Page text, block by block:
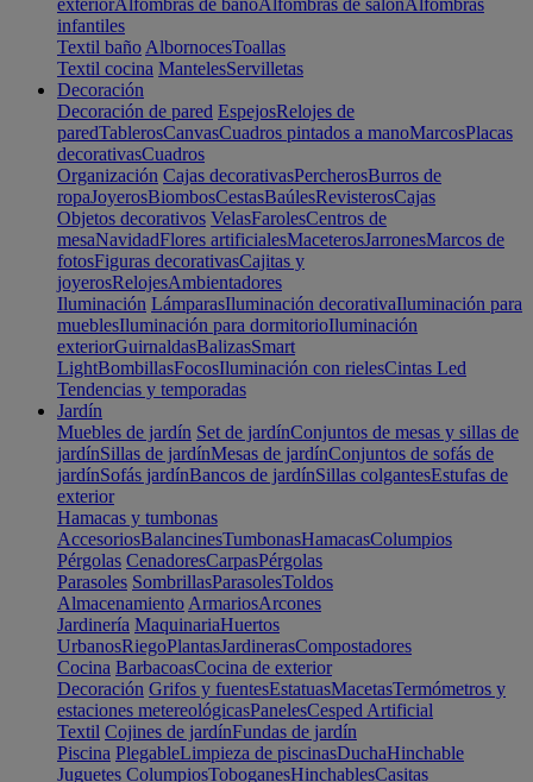
exteriorAlfombras de bañoAlfombras de salónAlfombras
infantiles
Textil baño AlbornocesToallas
Textil cocina MantelesServilletas
Decoración
Decoración de pared EspejosRelojes de
paredTablerosCanvasCuadros pintados a manoMarcosPlacas
decorativasCuadros
Organización Cajas decorativasPercherosBurros de
ropaJoyerosBiombosCestasBaúlesRevisterosCajas
Objetos decorativos VelasFarolesCentros de
mesaNavidadFlores artificialesMaceterosJarronesMarcos de
fotosFiguras decorativasCajitas y
joyerosRelojesAmbientadores
Iluminación LámparasIluminación decorativaIluminación para
mueblesIluminación para dormitorioIluminación
exteriorGuirnaldasBalizasSmart
LightBombillasFocosIluminación con rielesCintas Led
Tendencias y temporadas
Jardín
Muebles de jardín Set de jardínConjuntos de mesas y sillas de
jardínSillas de jardínMesas de jardínConjuntos de sofás de
jardínSofás jardínBancos de jardínSillas colgantesEstufas de
exterior
Hamacas y tumbonas
AccesoriosBalancinesTumbonasHamacasColumpios
Pérgolas CenadoresCarpasPérgolas
Parasoles SombrillasParasolesToldos
Almacenamiento ArmariosArcones
Jardinería MaquinariaHuertos
UrbanosRiegoPlantasJardinerasCompostadores
Cocina BarbacoasCocina de exterior
Decoración Grifos y fuentesEstatuasMacetasTermómetros y
estaciones metereológicasPanelesCesped Artificial
Textil Cojines de jardínFundas de jardín
Piscina PlegableLimpieza de piscinasDuchaHinchable
Juguetes ColumpiosToboganesHinchablesCasitas